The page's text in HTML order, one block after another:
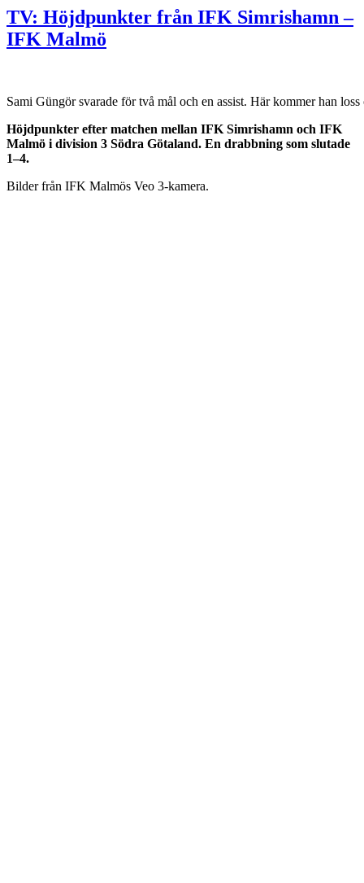
TV: Höjdpunkter från IFK Simrishamn –
IFK Malmö
Sami Güngör svarade för två mål och en assist. Här kommer han
Höjdpunkter efter matchen mellan IFK Simrishamn och IFK
Malmö i division 3 Södra Götaland. En drabbning som slutade
1–4.
Bilder från IFK Malmös Veo 3-kamera.